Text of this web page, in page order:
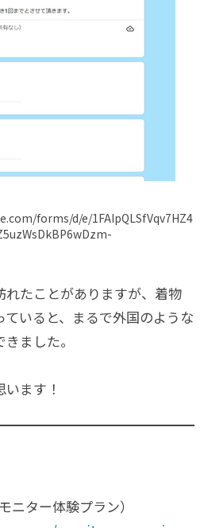
forms/d/e/1FAIpQLSfVqv7HZ4
たことがありますが、着物
いると、まるで外国のような
ました。
ます！
ニター体験プラン）